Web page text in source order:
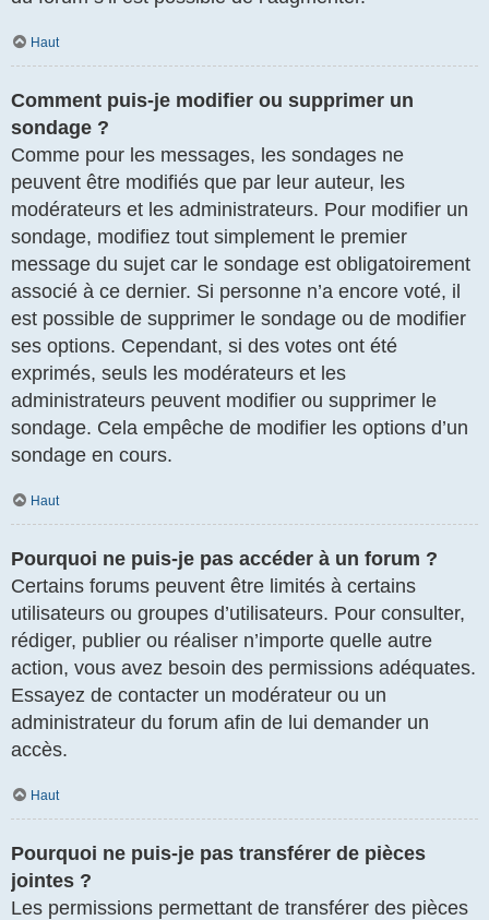
Haut
Comment puis-je modifier ou supprimer un
sondage ?
Comme pour les messages, les sondages ne
peuvent être modifiés que par leur auteur, les
modérateurs et les administrateurs. Pour modifier un
sondage, modifiez tout simplement le premier
message du sujet car le sondage est obligatoirement
associé à ce dernier. Si personne n’a encore voté, il
est possible de supprimer le sondage ou de modifier
ses options. Cependant, si des votes ont été
exprimés, seuls les modérateurs et les
administrateurs peuvent modifier ou supprimer le
sondage. Cela empêche de modifier les options d’un
sondage en cours.
Haut
Pourquoi ne puis-je pas accéder à un forum ?
Certains forums peuvent être limités à certains
utilisateurs ou groupes d’utilisateurs. Pour consulter,
rédiger, publier ou réaliser n’importe quelle autre
action, vous avez besoin des permissions adéquates.
Essayez de contacter un modérateur ou un
administrateur du forum afin de lui demander un
accès.
Haut
Pourquoi ne puis-je pas transférer de pièces
jointes ?
Les permissions permettant de transférer des pièces